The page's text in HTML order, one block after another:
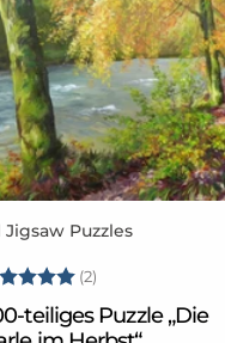
Jigsaw Puzzles
(2)
teiliges Puzzle „Die